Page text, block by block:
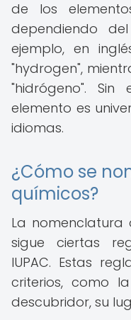
de los
dependiendo
ejemplo, en
"hydrogen",
"hidrógeno".
elemento es
idiomas.
¿Cómo se
químicos?
La nomenclatura
sigue ciertas
IUPAC. Estas
criterios, como
descubridor, su